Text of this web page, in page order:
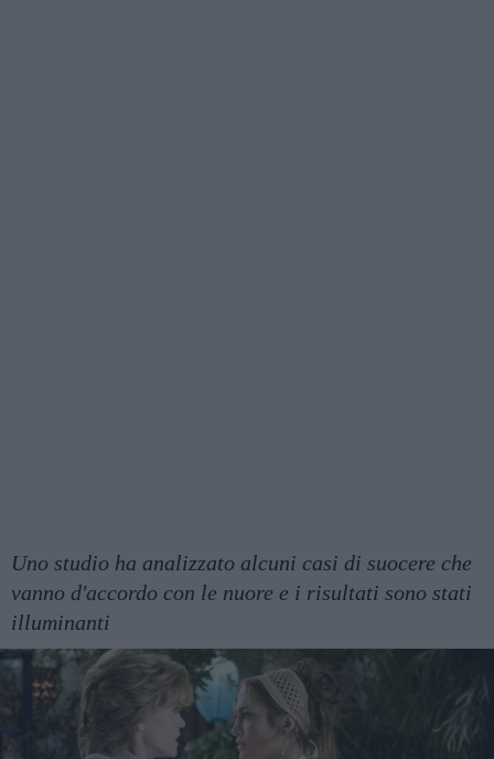
Uno studio ha analizzato alcuni casi di suocere che
vanno d'accordo con le nuore e i risultati sono stati
illuminanti